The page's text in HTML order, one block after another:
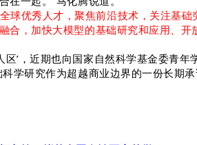
球优秀人才，聚焦前沿技术，关注基
，加快大模型的基础研究和应用、
’，近期也向国家自然科学基金委青
研究作为超越商业边界的一份长期